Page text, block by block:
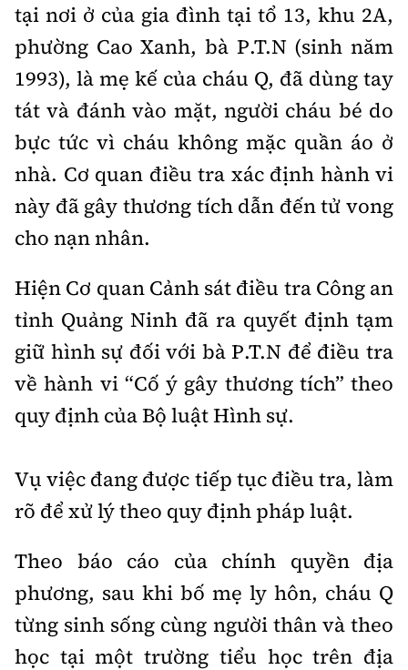
Email:bandoc@baoxaydung.vn
Cấm sao chép dưới mọi hình thức nếu không có sự
chấp thuận bằng văn bản.
Thông tin tòa
soạn
tại nơi ở của gia đình tại tổ 13, khu 2A,
phường Cao Xanh, bà P.T.N (sinh năm
1993), là mẹ kế của cháu Q, đã dùng tay
tát và đánh vào mặt, người cháu bé do
bực tức vì cháu không mặc quần áo ở
nhà. Cơ quan điều tra xác định hành vi
này đã gây thương tích dẫn đến tử vong
cho nạn nhân.
Hiện Cơ quan Cảnh sát điều tra Công an
tỉnh Quảng Ninh đã ra quyết định tạm
giữ hình sự đối với bà P.T.N để điều tra
về hành vi “Cố ý gây thương tích” theo
quy định của Bộ luật Hình sự.
Vụ việc đang được tiếp tục điều tra, làm
rõ để xử lý theo quy định pháp luật.
Theo báo cáo của chính quyền địa
phương, sau khi bố mẹ ly hôn, cháu Q
từng sinh sống cùng người thân và theo
học tại một trường tiểu học trên địa